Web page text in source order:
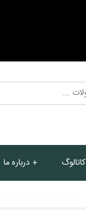
کاتالوگ درباره ما